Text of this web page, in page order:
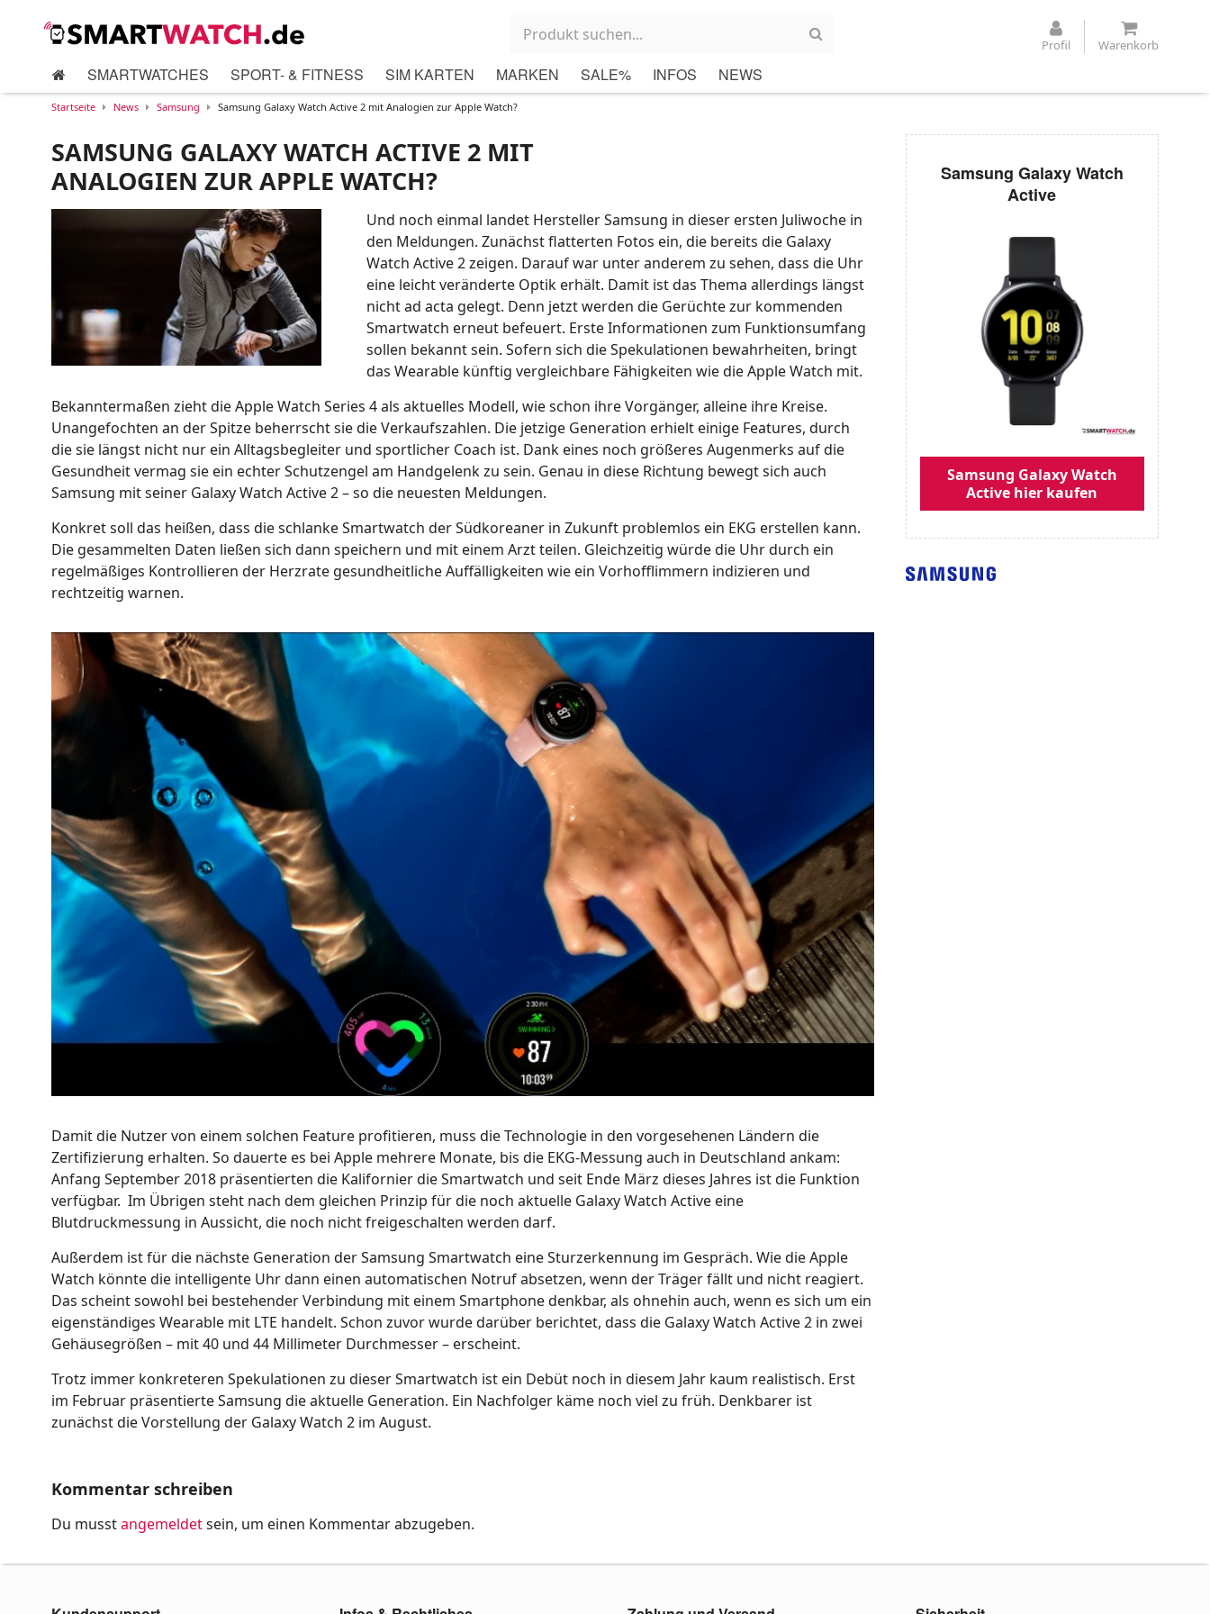
Profil Warenkorb
SMARTWATCHES SPORT- & FITNESS SIM KARTEN MARKEN SALE% INFOS NEWS
Startseite News Samsung Samsung Galaxy Watch Active 2 mit Analogien zur Apple Watch?
SAMSUNG GALAXY WATCH ACTIVE 2 MIT
ANALOGIEN ZUR APPLE WATCH?
Und noch einmal landet Hersteller Samsung in dieser ersten Juliwoche in
den Meldungen. Zunächst flatterten Fotos ein, die bereits die Galaxy
Watch Active 2 zeigen. Darauf war unter anderem zu sehen, dass die Uhr
eine leicht veränderte Optik erhält. Damit ist das Thema allerdings längst
nicht ad acta gelegt. Denn jetzt werden die Gerüchte zur kommenden
Smartwatch erneut befeuert. Erste Informationen zum Funktionsumfang
sollen bekannt sein. Sofern sich die Spekulationen bewahrheiten, bringt
das Wearable künftig vergleichbare Fähigkeiten wie die Apple Watch mit.
Bekanntermaßen zieht die Apple Watch Series 4 als aktuelles Modell, wie schon ihre Vorgänger, alleine ihre Kreise.
Unangefochten an der Spitze beherrscht sie die Verkaufszahlen. Die jetzige Generation erhielt einige Features, durch
die sie längst nicht nur ein Alltagsbegleiter und sportlicher Coach ist. Dank eines noch größeres Augenmerks auf die
Gesundheit vermag sie ein echter Schutzengel am Handgelenk zu sein. Genau in diese Richtung bewegt sich auch
Samsung mit seiner Galaxy Watch Active 2 – so die neuesten Meldungen.
Konkret soll das heißen, dass die schlanke Smartwatch der Südkoreaner in Zukunft problemlos ein EKG erstellen kann.
Die gesammelten Daten ließen sich dann speichern und mit einem Arzt teilen. Gleichzeitig würde die Uhr durch ein
regelmäßiges Kontrollieren der Herzrate gesundheitliche Auffälligkeiten wie ein Vorhofflimmern indizieren und
rechtzeitig warnen.
Damit die Nutzer von einem solchen Feature profitieren, muss die Technologie in den vorgesehenen Ländern die
Zertifizierung erhalten. So dauerte es bei Apple mehrere Monate, bis die EKG-Messung auch in Deutschland ankam:
Anfang September 2018 präsentierten die Kalifornier die Smartwatch und seit Ende März dieses Jahres ist die Funktion
verfügbar. Im Übrigen steht nach dem gleichen Prinzip für die noch aktuelle Galaxy Watch Active eine
Blutdruckmessung in Aussicht, die noch nicht freigeschalten werden darf.
Außerdem ist für die nächste Generation der Samsung Smartwatch eine Sturzerkennung im Gespräch. Wie die Apple
Watch könnte die intelligente Uhr dann einen automatischen Notruf absetzen, wenn der Träger fällt und nicht reagiert.
Das scheint sowohl bei bestehender Verbindung mit einem Smartphone denkbar, als ohnehin auch, wenn es sich um ein
eigenständiges Wearable mit LTE handelt. Schon zuvor wurde darüber berichtet, dass die Galaxy Watch Active 2 in zwei
Gehäusegrößen – mit 40 und 44 Millimeter Durchmesser – erscheint.
Trotz immer konkreteren Spekulationen zu dieser Smartwatch ist ein Debüt noch in diesem Jahr kaum realistisch. Erst
im Februar präsentierte Samsung die aktuelle Generation. Ein Nachfolger käme noch viel zu früh. Denkbarer ist
zunächst die Vorstellung der Galaxy Watch 2 im August.
Kommentar schreiben
Du musstangemeldetsein, um einen Kommentar abzugeben.
Samsung Galaxy Watch
Active
Samsung Galaxy Watch
Active hier kaufen